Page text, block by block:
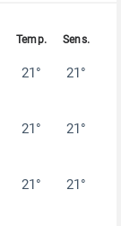
21° 21°
21° 21°
21° 21°